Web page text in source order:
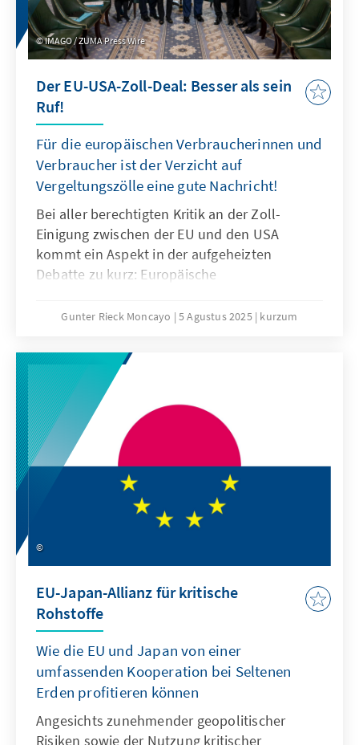
IMAGO / ZUMA Press Wire
Der EU-USA-Zoll-Deal: Besser als sein
Ruf!
Für die europäischen Verbraucherinnen und
Verbraucher ist der Verzicht auf
Vergeltungszölle eine gute Nachricht!
Bei aller berechtigten Kritik an der Zoll-
Einigung zwischen der EU und den USA
kommt ein Aspekt in der aufgeheizten
Debatte zu kurz: Europäische
steigenden Preisen und einem schlechteren
Verbraucherinnen und Verbraucher geführt.
Und auch Unternehmen, die auf Vorprodukte
aus dem Ausland angewiesen sind, würden
durch europäische Vergeltungszölle
zusätzlich belastet.
Gunter Rieck Moncayo 5 Agustus 2025 kurzum
EU-Japan-Allianz für kritische
Rohstoffe
Wie die EU und Japan von einer
umfassenden Kooperation bei Seltenen
Erden profitieren können
Angesichts zunehmender geopolitischer
Risiken sowie der Nutzung kritischer